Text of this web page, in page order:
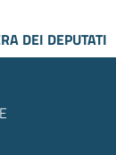
DEI DEPUTATI